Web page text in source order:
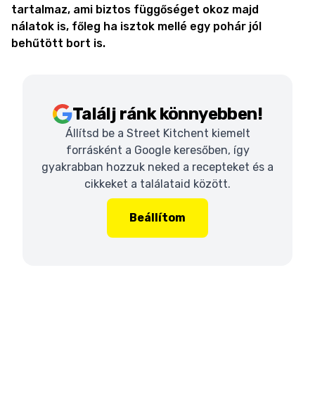
tartalmaz, ami biztos függőséget okoz majd
nálatok is, főleg ha isztok mellé egy pohár jól
behűtött bort is.
Találj ránk könnyebben!
Állítsd be a Street Kitchent kiemelt
forrásként a Google keresőben, így
gyakrabban hozzuk neked a recepteket és a
cikkeket a találataid között.
Beállítom